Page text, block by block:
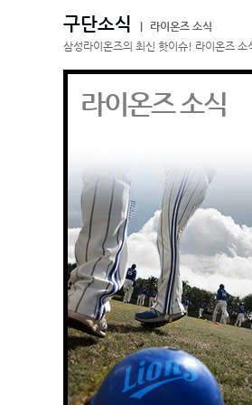
구단소식
라이온즈 소식
삼성라이온즈의 최신 핫이슈! 라이온즈 소
라이온즈 소식